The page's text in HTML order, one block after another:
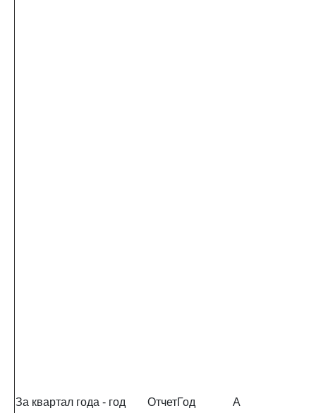
За квартал года - год ОтчетГод А